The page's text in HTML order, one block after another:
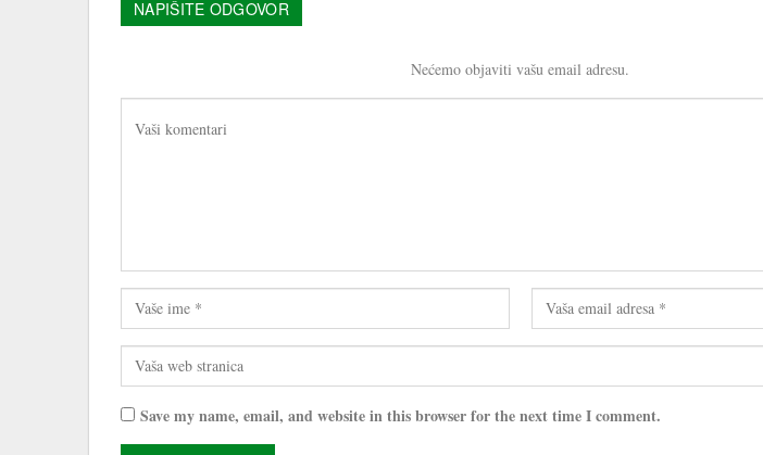
NAPIŠITE ODGOVOR
Nećemo objaviti vašu email adresu.
Save my name, email, and website in this browser for the next time I comment.